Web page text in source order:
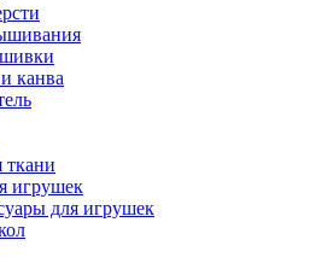
канва
ткани
игрушек
для игрушек